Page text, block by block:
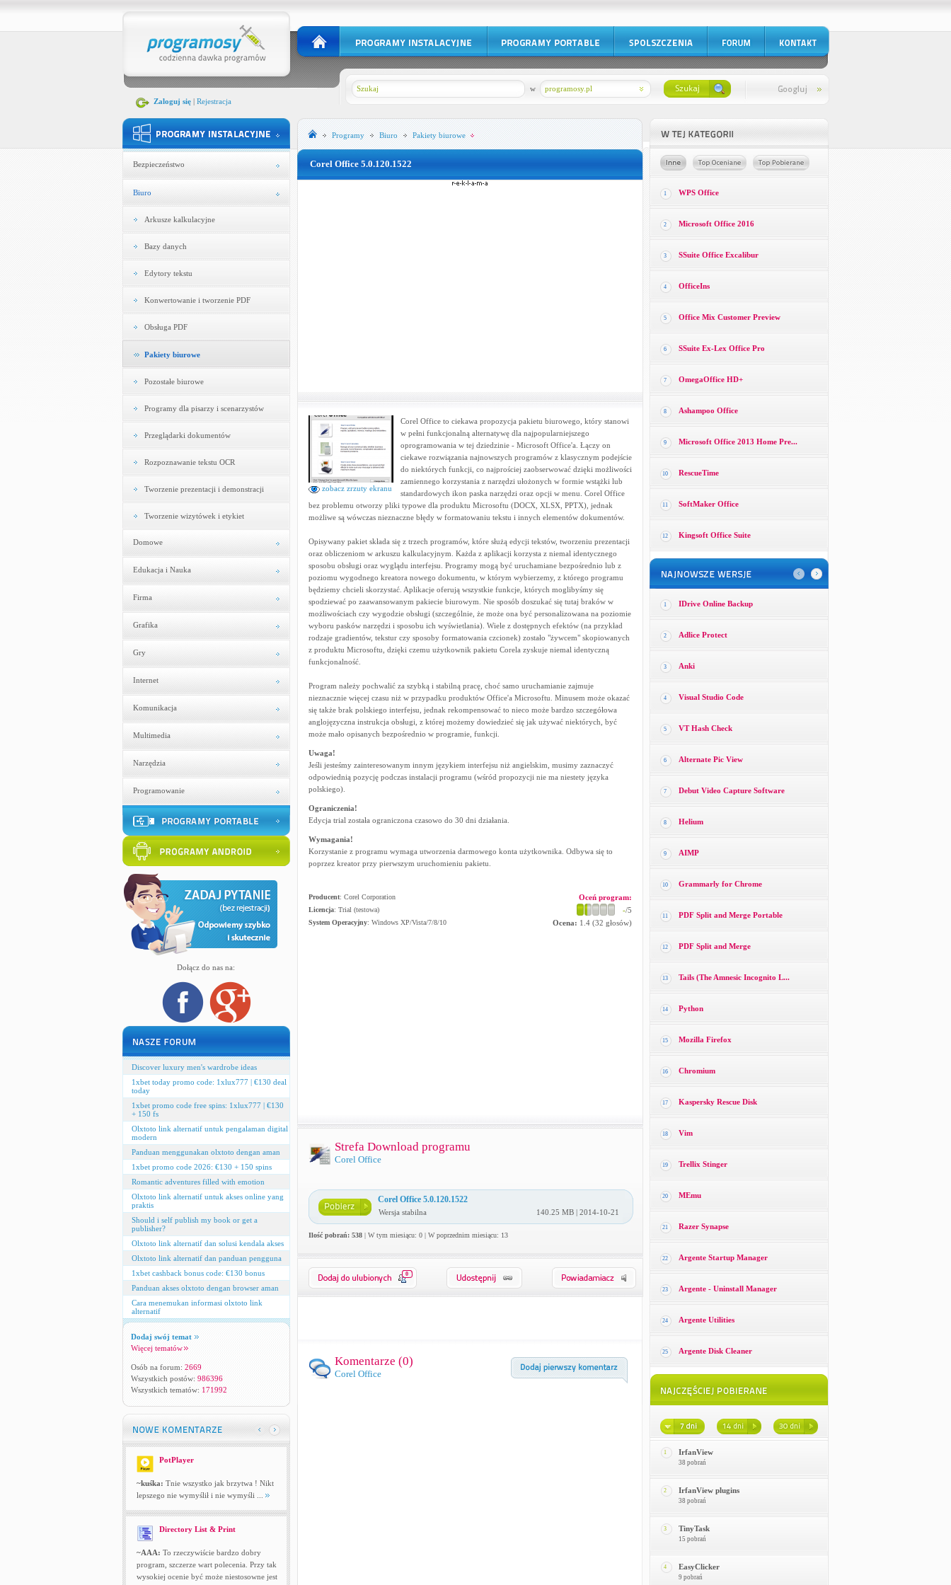
Zaloguj się| Rejestracja
programosy.pl
w
Bezpieczeństwo
Biuro
Arkusze kalkulacyjne
Bazy danych
Edytory tekstu
Konwertowanie i tworzenie PDF
Obsługa PDF
Pakiety biurowe
Pozostałe biurowe
Programy dla pisarzy i scenarzystów
Przeglądarki dokumentów
Rozpoznawanie tekstu OCR
Tworzenie prezentacji i demonstracji
Tworzenie wizytówek i etykiet
Domowe
Edukacja i Nauka
Firma
Grafika
Gry
Internet
Komunikacja
Multimedia
Narzędzia
Programowanie
Dołącz do nas na:
Discover luxury men's wardrobe ideas
1xbet today promo code: 1xlux777 | €130 deal
today
1xbet promo code free spins: 1xlux777 | €130
+ 150 fs
Olxtoto link alternatif untuk pengalaman digital
modern
Panduan menggunakan olxtoto dengan aman
1xbet promo code 2026: €130 + 150 spins
Romantic adventures filled with emotion
Olxtoto link alternatif untuk akses online yang
praktis
Should i self publish my book or get a
publisher?
Olxtoto link alternatif dan solusi kendala akses
Olxtoto link alternatif dan panduan pengguna
1xbet cashback bonus code: €130 bonus
Panduan akses olxtoto dengan browser aman
Cara menemukan informasi olxtoto link
alternatif
Dodaj swój temat
Więcej tematów
Osób na forum: 2669
Wszystkich postów: 986396
Wszystkich tematów: 171992
PotPlayer
~kuśka: Tnie wszystko jak brzytwa ! Nikt
lepszego nie wymyślił i nie wymyśli ...
Directory List & Print
~AAA: To rzeczywiście bardzo dobry
program, szczerze wart polecenia. Przy tak
wysokiej ocenie być może niestosowne jest
Programy Biuro Pakiety biurowe
Corel Office 5.0.120.1522
zobacz zrzuty ekranu
Corel Office to ciekawa propozycja pakietu biurowego, który stanowi
w pełni funkcjonalną alternatywę dla najpopularniejszego
oprogramowania w tej dziedzinie - Microsoft Office'a. Łączy on
ciekawe rozwiązania najnowszych programów z klasycznym podejście
do niektórych funkcji, co najprościej zaobserwować dzięki możliwości
zamiennego korzystania z narzędzi ułożonych w formie wstążki lub
standardowych ikon paska narzędzi oraz opcji w menu. Corel Office
bez problemu otworzy pliki typowe dla produktu Microsoftu (DOCX, XLSX, PPTX), jednak
możliwe są wówczas nieznaczne błędy w formatowaniu tekstu i innych elementów dokumentów.
Opisywany pakiet składa się z trzech programów, które służą edycji tekstów, tworzeniu prezentacji
oraz obliczeniom w arkuszu kalkulacyjnym. Każda z aplikacji korzysta z niemal identycznego
sposobu obsługi oraz wyglądu interfejsu. Programy mogą być uruchamiane bezpośrednio lub z
poziomu wygodnego kreatora nowego dokumentu, w którym wybierzemy, z którego programu
będziemy chcieli skorzystać. Aplikacje oferują wszystkie funkcje, których moglibyśmy się
spodziewać po zaawansowanym pakiecie biurowym. Nie sposób doszukać się tutaj braków w
możliwościach czy wygodzie obsługi (szczególnie, że może ona być personalizowana na poziomie
wyboru pasków narzędzi i sposobu ich wyświetlania). Wiele z dostępnych efektów (na przykład
rodzaje gradientów, tekstur czy sposoby formatowania czcionek) zostało "żywcem" skopiowanych
z produktu Microsoftu, dzięki czemu użytkownik pakietu Corela zyskuje niemal identyczną
funkcjonalność.
Program należy pochwalić za szybką i stabilną pracę, choć samo uruchamianie zajmuje
nieznacznie więcej czasu niż w przypadku produktów Office'a Microsoftu. Minusem może okazać
się także brak polskiego interfejsu, jednak rekompensować to nieco może bardzo szczegółowa
anglojęzyczna instrukcja obsługi, z której możemy dowiedzieć się jak używać niektórych, być
może mało opisanych bezpośrednio w programie, funkcji.
Uwaga!
Jeśli jesteśmy zainteresowanym innym językiem interfejsu niż angielskim, musimy zaznaczyć
odpowiednią pozycję podczas instalacji programu (wśród propozycji nie ma niestety języka
polskiego).
Ograniczenia!
Edycja trial została ograniczona czasowo do 30 dni działania.
Wymagania!
Korzystanie z programu wymaga utworzenia darmowego konta użytkownika. Odbywa się to
poprzez kreator przy pierwszym uruchomieniu pakietu.
Producent: Corel Corporation
Licencja: Trial (testowa)
System Operacyjny: Windows XP/Vista/7/8/10
Oceń program:
-/5
Ocena: 1.4(32 głosów)
Strefa Download programu
Corel Office
Corel Office 5.0.120.1522
Wersja stabilna 140.25 MB | 2014-10-21
Ilość pobrań: 538| W tym miesiącu: 0 | W poprzednim miesiącu: 13
0
Komentarze (0)
Corel Office
1 WPS Office
2 Microsoft Office 2016
3 SSuite Office Excalibur
4 OfficeIns
5 Office Mix Customer Preview
6 SSuite Ex-Lex Office Pro
7 OmegaOffice HD+
8 Ashampoo Office
9 Microsoft Office 2013 Home Pre...
10 RescueTime
11 SoftMaker Office
12 Kingsoft Office Suite
1 IDrive Online Backup
2 Adlice Protect
3 Anki
4 Visual Studio Code
5 VT Hash Check
6 Alternate Pic View
7 Debut Video Capture Software
8 Helium
9 AIMP
10 Grammarly for Chrome
11 PDF Split and Merge Portable
12 PDF Split and Merge
13 Tails (The Amnesic Incognito L...
14 Python
15 Mozilla Firefox
16 Chromium
17 Kaspersky Rescue Disk
18 Vim
19 Trellix Stinger
20 MEmu
21 Razer Synapse
22 Argente Startup Manager
23 Argente - Uninstall Manager
24 Argente Utilities
25 Argente Disk Cleaner
1 IrfanView
38 pobrań
2 IrfanView plugins
38 pobrań
3 TinyTask
15 pobrań
4 EasyClicker
9 pobrań